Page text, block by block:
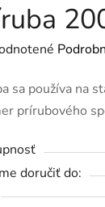
hodnotenie
sa používa na
prírubového
doručiť do: